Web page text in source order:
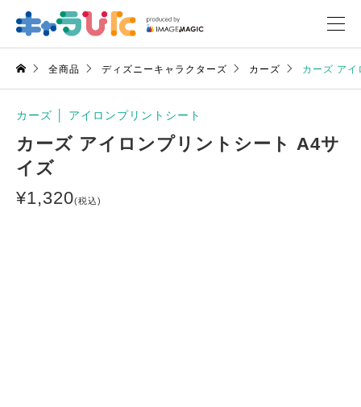
全商品 ディズニーキャラクターズ カーズ カーズ ア
カーズ アイロンプリントシート
カーズ アイロンプリントシート A4サ
イズ
¥1,320(税込)